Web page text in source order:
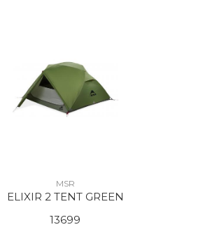
MSR
ELIXIR 2 TENT GREEN
13699